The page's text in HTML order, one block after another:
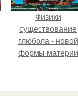
Физики
существование
глюбола - новой
формы материи